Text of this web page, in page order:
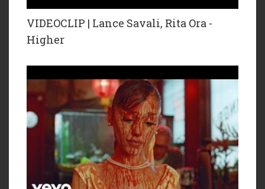
VIDEOCLIP | Lance Savali, Rita Ora -
Higher